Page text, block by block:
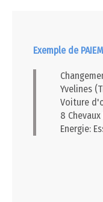
Exemple de
Yvelines
Voiture
8 Chevaux
Energie: